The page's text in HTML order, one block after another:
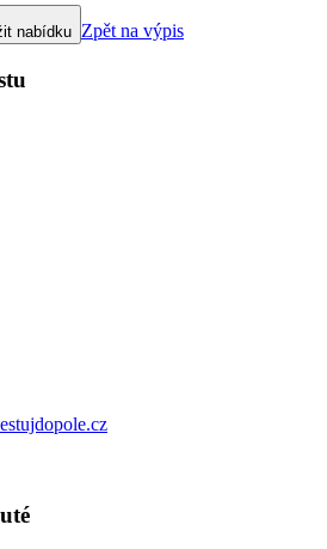
mapy
nabídku Zpět na výpis